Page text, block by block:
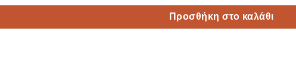
Προσθήκη στο καλάθι